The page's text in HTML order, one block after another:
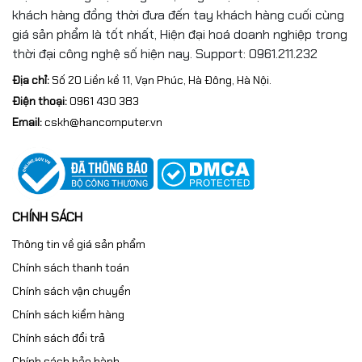
khách hàng đồng thời đưa đến tay khách hàng cuối cùng
giá sản phẩm là tốt nhất, Hiện đại hoá doanh nghiệp trong
thời đại công nghệ số hiện nay. Support: 0961.211.232
Địa chỉ:Số 20 Liền kề 11, Vạn Phúc, Hà Đông, Hà Nội.
Điện thoại:0961 430 383
Email:cskh@hancomputer.vn
CHÍNH SÁCH
Thông tin về giá sản phẩm
Chính sách thanh toán
Chính sách vận chuyển
Chính sách kiểm hàng
Chính sách đổi trả